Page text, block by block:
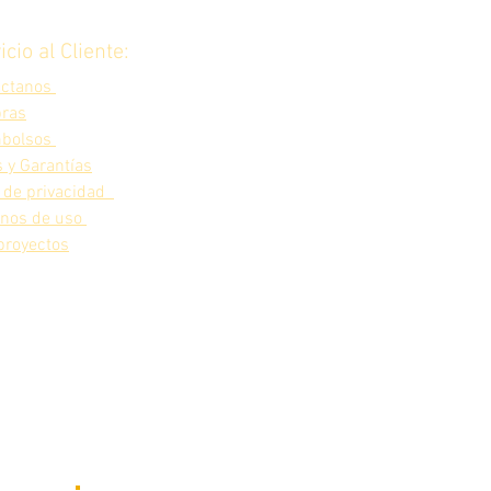
al Cliente:
y Garantías
de privacidad
de uso